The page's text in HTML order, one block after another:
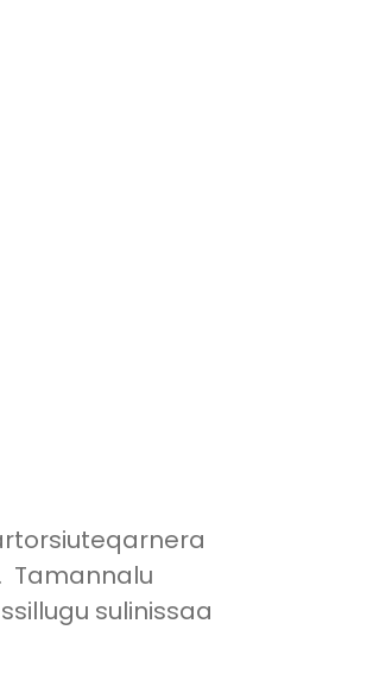
Tamannalu
sulinissaa